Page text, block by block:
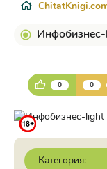
0 0
Категория: